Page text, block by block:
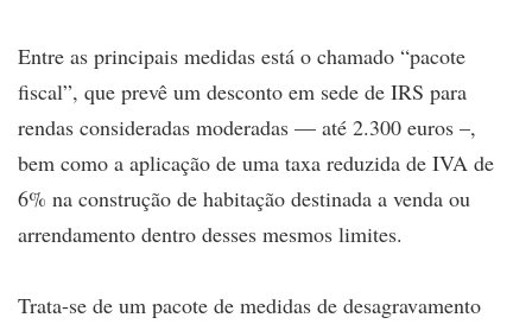
Entre as principais medidas está o chamado “pacote
fiscal”, que prevê um desconto em sede de IRS para
rendas consideradas moderadas — até 2.300 euros –,
bem como a aplicação de uma taxa reduzida de IVA de
6% na construção de habitação destinada a venda ou
arrendamento dentro desses mesmos limites.
Trata-se de um pacote de medidas de desagravamento